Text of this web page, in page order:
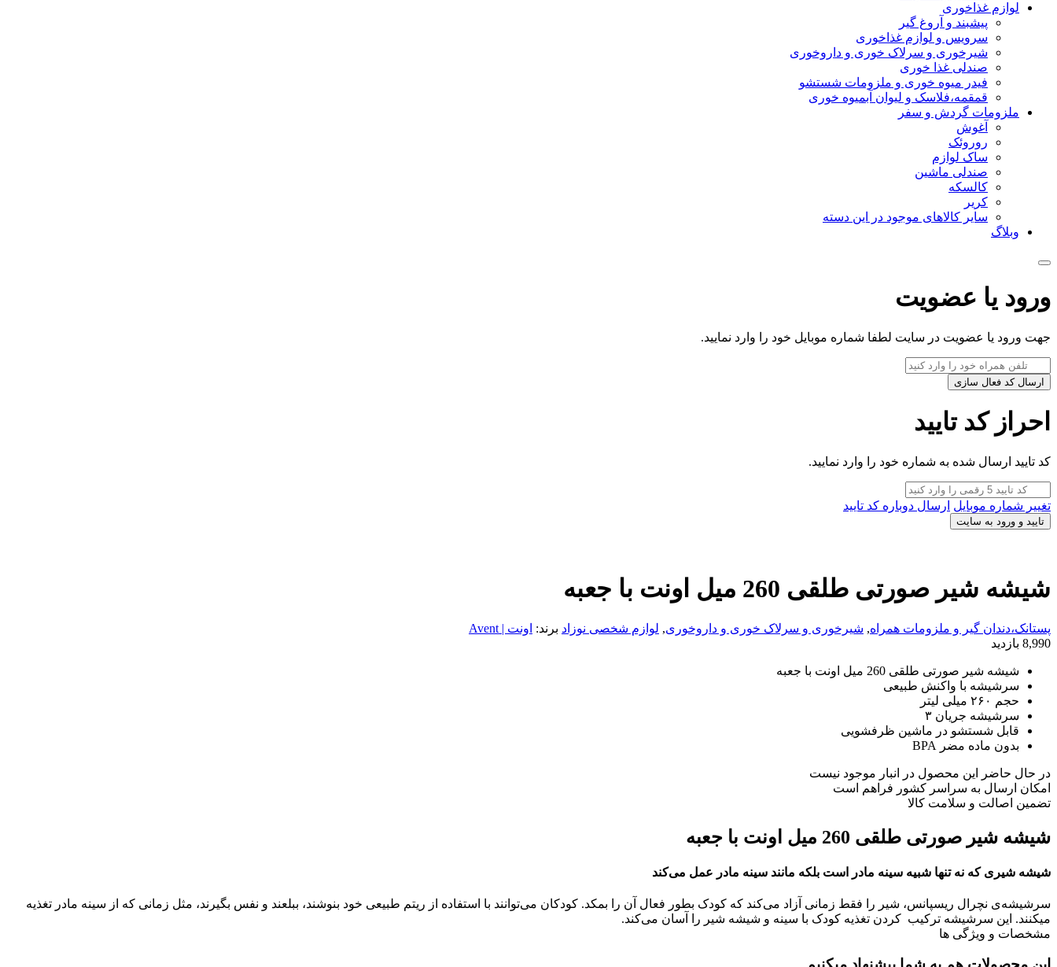
لوازم غذاخوری
پیشبند و آروغ گیر
سرویس و لوازم غذاخوری
شیرخوری و سرلاک خوری و داروخوری
صندلی غذا خوری
فیدر میوه خوری و ملزومات شستشو
قمقمه،فلاسک و لیوان آبمیوه خوری
ملزومات گردش و سفر
آغوش
روروئک
ساک لوازم
صندلی ماشین
کالسکه
کریر
سایر کالاهای موجود در این دسته
وبلاگ
ورود یا عضویت
جهت ورود یا عضویت در سایت لطفا شماره موبایل خود را وارد نمایید.
ارسال کد فعال سازی
احراز کد تایید
کد تایید ارسال شده به شماره خود را وارد نمایید.
تغییر شماره موبایل ارسال دوباره کد تایید
تایید و ورود به سایت
شیشه شیر صورتی طلقی 260 میل اونت با جعبه
پستانک،دندان گیر و ملزومات همراه, شیرخوری و سرلاک خوری و داروخوری, لوازم شخصی نوزاد برند: اونت | Avent
8,990 بازدید
شیشه شیر صورتی طلقی 260 میل اونت با جعبه
سرشیشه با واکنش طبیعی
حجم ۲۶۰ میلی لیتر
سرشیشه جریان ۳
قابل شستشو در ماشین ظرفشویی
بدون ماده مضر BPA
در حال حاضر این محصول در انبار موجود نیست
امکان ارسال به سراسر کشور فراهم است
تضمین اصالت و سلامت کالا
شیشه شیر صورتی طلقی 260 میل اونت با جعبه
شیشه شیری که نه تنها شبیه سینه مادر است بلکه مانند سینه مادر عمل می‌کند
سرشیشه‌ی نچرال ریسپانس، شیر را فقط زمانی آزاد می‌کند که کودک بطور فعال آن را بمکد. کودکان می‌توانند با استفاده از ریتم طبیعی خود بنوشند، ببلعند و نفس بگیرند، مثل زمانی که از سینه مادر تغذیه
می‎کنند. این سرشیشه ترکیب کردن تغذیه کودک با سینه و شیشه شیر را آسان می‌کند
.
مشخصات و ویژگی ها